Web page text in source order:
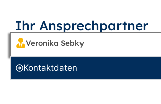
Ihr Ansprechpartner
Veronika Sebky
Kontakt­daten